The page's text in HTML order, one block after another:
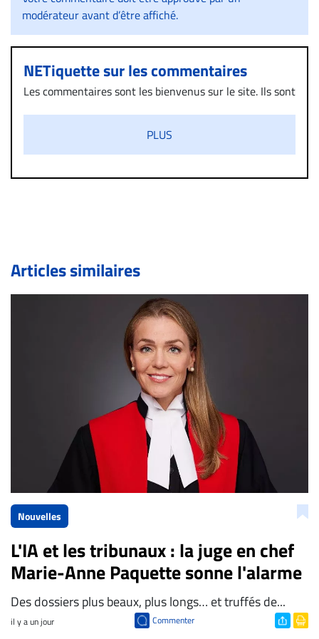
modérateur avant d’être affiché.
NETiquette sur les commentaires
Les commentaires sont les bienvenus sur le site. Ils sont
diffamatoire. Si malgré cette politique de modération,
un commentaire publié sur le site vous dérange, prenez
immédiatement contact par courriel (info@droit-
de validation, un droit de réponse.
Bien à vous,
La Rédaction de Droit-inc.com
PLUS
Articles similaires
Nouvelles
L'IA et les tribunaux : la juge en chef
Marie-Anne Paquette sonne l'alarme
Des dossiers plus beaux, plus longs… et truffés de...
il y a un jour Commenter